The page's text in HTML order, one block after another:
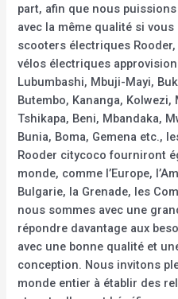
part, afin que nous
avec la même qualité si
scooters électriques
vélos électriques
Lubumbashi, Mbuji-Mayi,
Butembo, Kananga,
Tshikapa, Beni, Mbandaka,
Bunia, Boma, Gemena etc.,
Rooder citycoco fourniront
monde, comme l’Europe,
Bulgarie, la Grenade, les
nous sommes avec une
répondre davantage aux
avec une bonne qualité et
conception. Nous invitons
monde entier à établir des